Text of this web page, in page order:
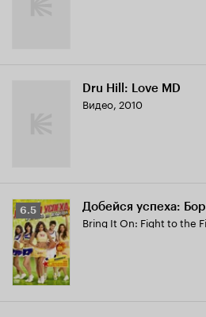
Dru Hill: Love MD
Видео, 2010
Рейтинг
Кинопоиска
6.5
6.5 Добейся успеха:
Bring It On: Fight to the